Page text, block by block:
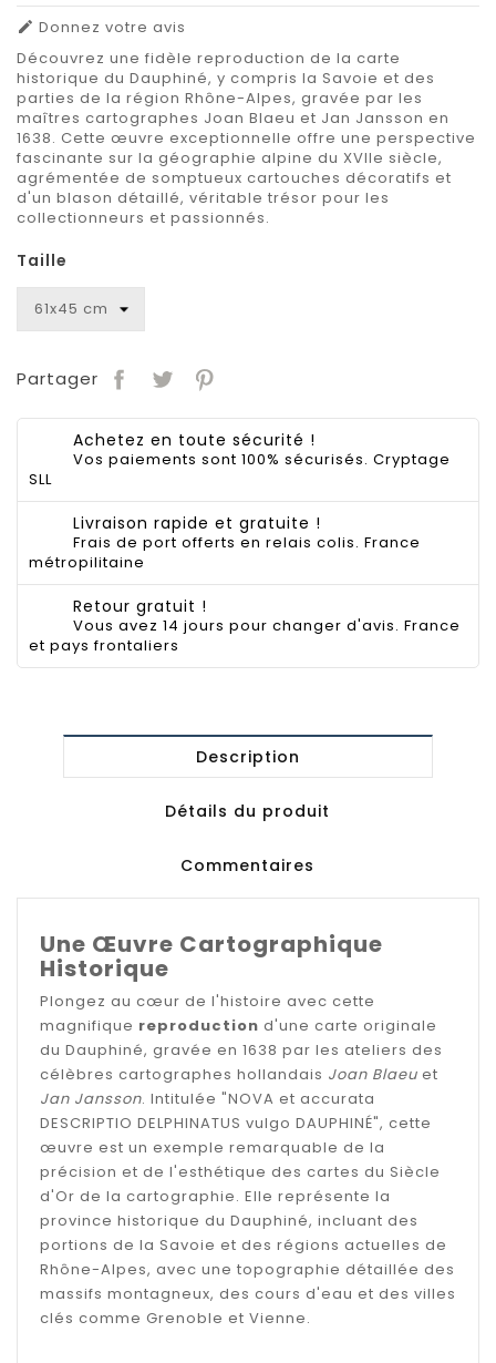
 Donnez votre avis
Découvrez une fidèle reproduction de la carte
historique du Dauphiné, y compris la Savoie et des
parties de la région Rhône-Alpes, gravée par les
maîtres cartographes Joan Blaeu et Jan Jansson en
1638. Cette œuvre exceptionnelle offre une perspective
fascinante sur la géographie alpine du XVIIe siècle,
agrémentée de somptueux cartouches décoratifs et
d'un blason détaillé, véritable trésor pour les
collectionneurs et passionnés.
Taille
Partager
Achetez en toute sécurité !
Vos paiements sont 100% sécurisés. Cryptage
SLL
Livraison rapide et gratuite !
Frais de port offerts en relais colis. France
métropilitaine
Retour gratuit !
Vous avez 14 jours pour changer d'avis. France
et pays frontaliers
Description
Détails du produit
Commentaires
Une Œuvre Cartographique
Historique
Plongez au cœur de l'histoire avec cette
magnifique reproduction d'une carte originale
du Dauphiné, gravée en 1638 par les ateliers des
célèbres cartographes hollandais Joan Blaeu et
Jan Jansson. Intitulée "NOVA et accurata
DESCRIPTIO DELPHINATUS vulgo DAUPHINÉ", cette
œuvre est un exemple remarquable de la
précision et de l'esthétique des cartes du Siècle
d'Or de la cartographie. Elle représente la
province historique du Dauphiné, incluant des
portions de la Savoie et des régions actuelles de
Rhône-Alpes, avec une topographie détaillée des
massifs montagneux, des cours d'eau et des villes
clés comme Grenoble et Vienne.